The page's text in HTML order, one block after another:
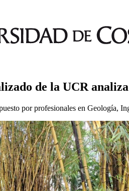
de la UCR
por profesionales en Geología,